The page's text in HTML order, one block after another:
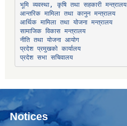
भूमि व्यवस्था, कृषि तथा सहकारी मन्त्रालय
आन्तरिक मामिला तथा कानुन मन्त्रालय
आर्थिक मामिला तथा योजना मन्त्रालय
सामाजिक विकास मन्त्रालय
नीति तथा योजना आयोग
प्रदेश प्रमुखको कार्यालय
प्रदेश सभा सचिवालय
Notices